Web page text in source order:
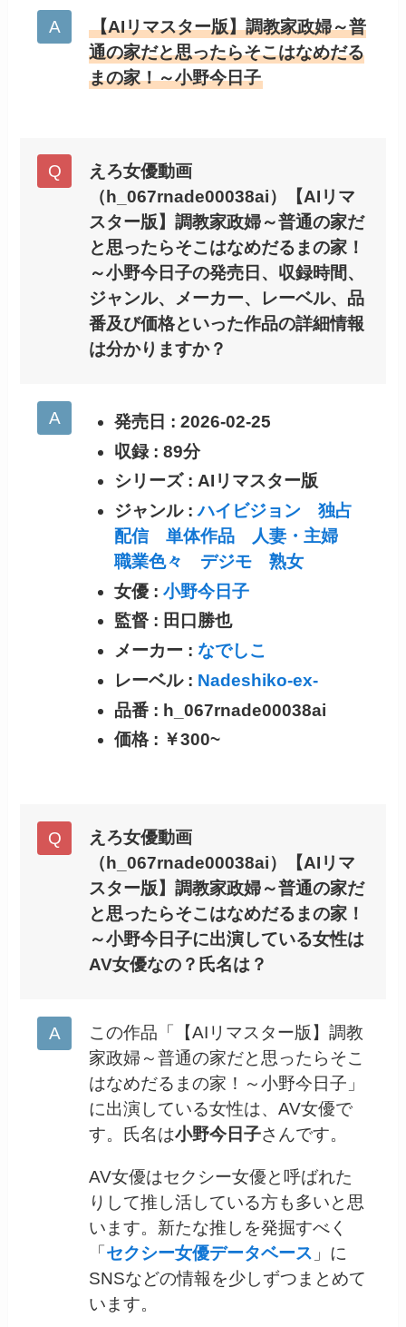
【AIリマスター版】調教家政婦～普
通の家だと思ったらそこはなめだる
まの家！～小野今日子
えろ女優動画
（h_067rnade00038ai）【AIリマ
スター版】調教家政婦～普通の家だ
と思ったらそこはなめだるまの家！
～小野今日子の発売日、収録時間、
ジャンル、メーカー、レーベル、品
番及び価格といった作品の詳細情報
は分かりますか？
発売日 : 2026-02-25
収録 : 89分
シリーズ : AIリマスター版
ジャンル :ハイビジョン
独占
配信
単体作品
人妻・主婦
職業色々
デジモ
熟女
女優 : 小野今日子
監督 : 田口勝也
メーカー : なでしこ
レーベル : Nadeshiko-ex-
品番 : h_067rnade00038ai
価格 : ￥300~
えろ女優動画
（h_067rnade00038ai）【AIリマ
スター版】調教家政婦～普通の家だ
と思ったらそこはなめだるまの家！
～小野今日子に出演している女性は
AV女優なの？氏名は？
この作品「【AIリマスター版】調教
家政婦～普通の家だと思ったらそこ
はなめだるまの家！～小野今日子」
に出演している女性は、AV女優で
す。氏名は小野今日子さんです。
AV女優はセクシー女優と呼ばれた
りして推し活している方も多いと思
います。新たな推しを発掘すべく
「 セクシー女優データベース 」に
SNSなどの情報を少しずつまとめて
います。